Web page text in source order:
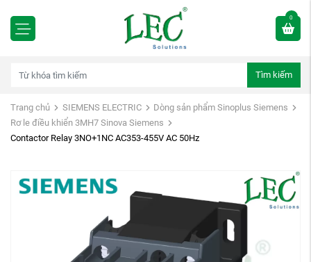
0
Tìm kiếm
Trang chủ SIEMENS ELECTRIC
Dòng sản phẩm Sinoplus Siemens
Rơ le điều khiển 3MH7 Sinova Siemens
Contactor Relay 3NO+1NC AC353-455V AC 50Hz